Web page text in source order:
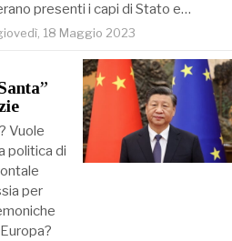
presenti i capi di Stato e…
18 Maggio 2023
Vuole
politica di
per